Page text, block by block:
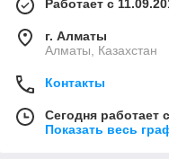
Работает с
г. Алматы
Алматы, Казахстан
Контакты
Сегодня работает
Показать весь